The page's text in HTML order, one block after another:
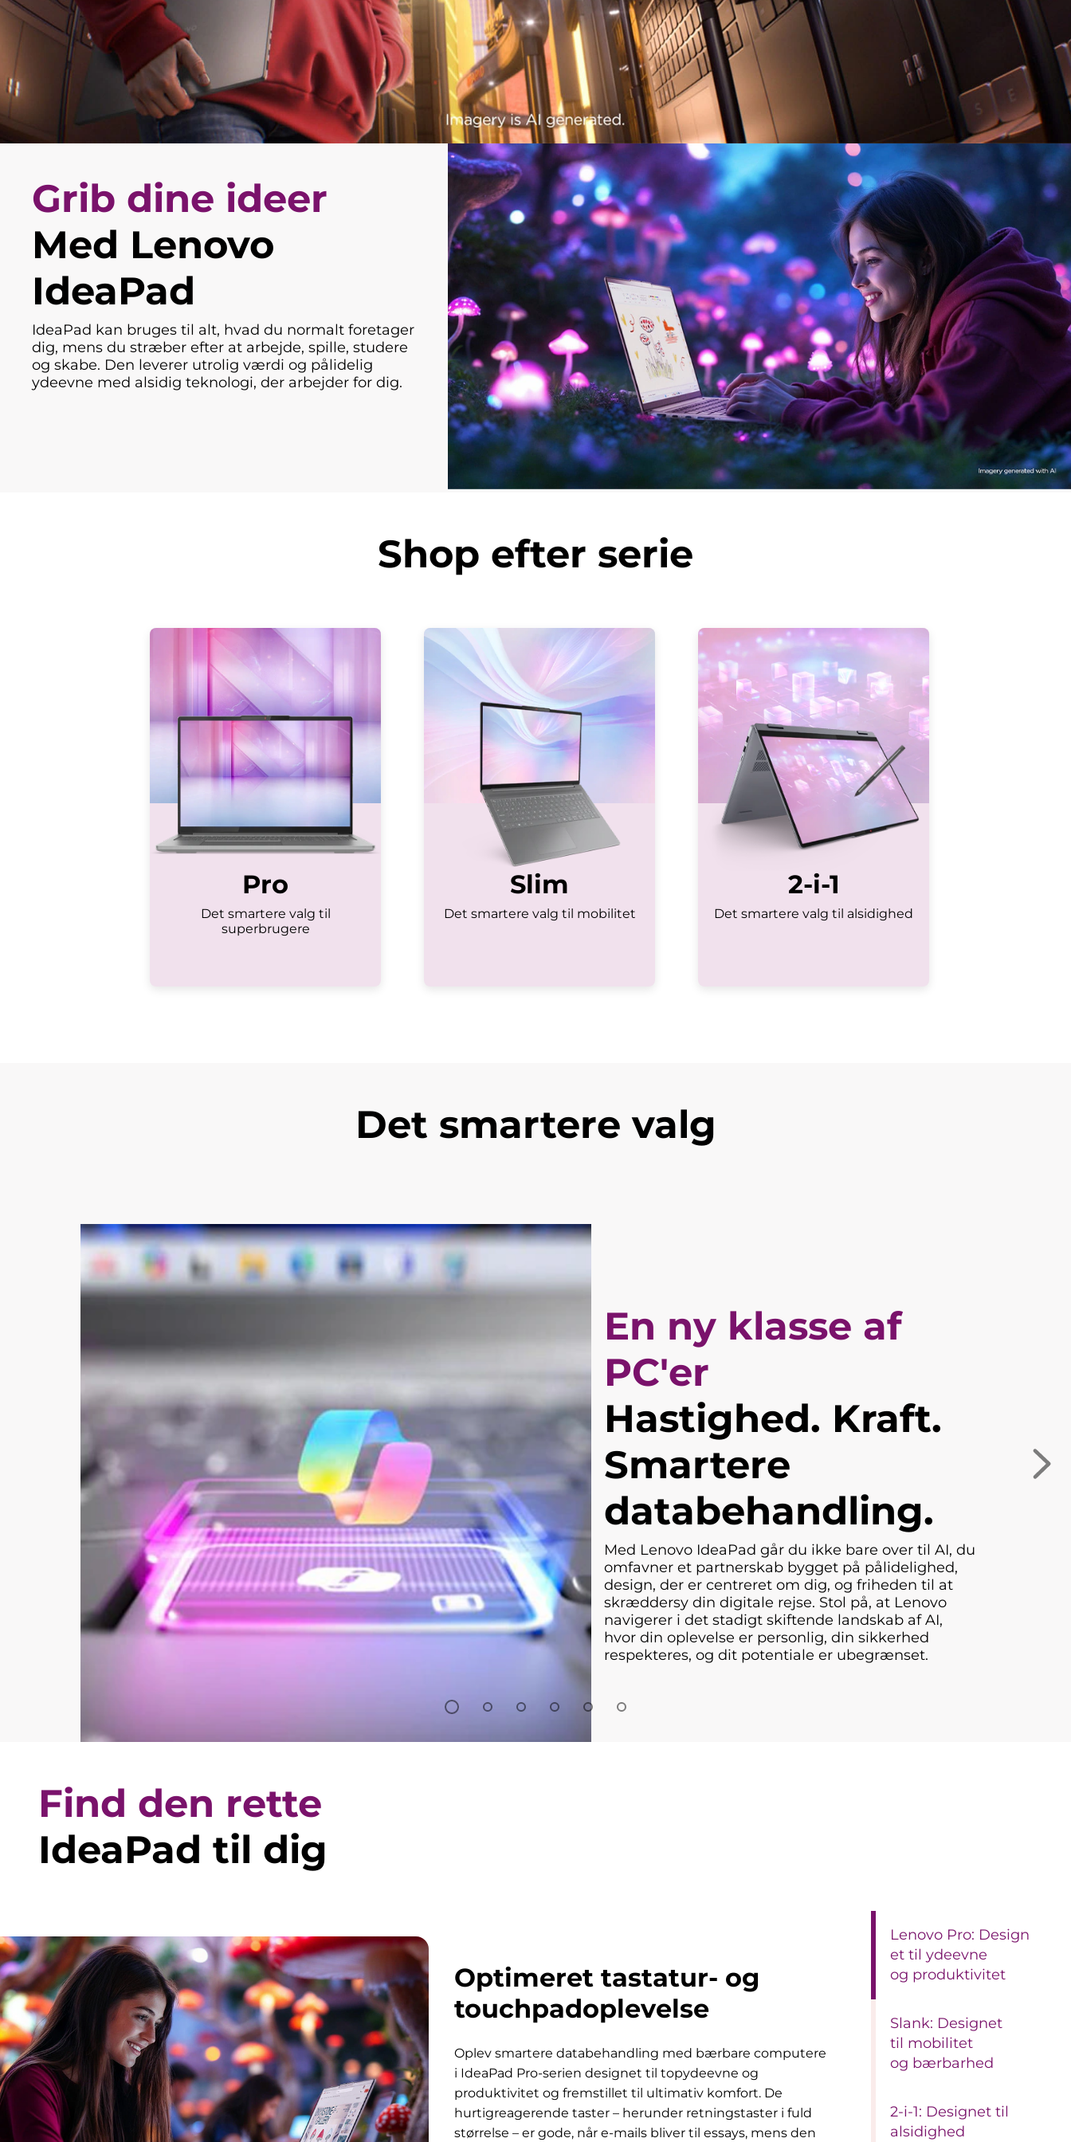
Grib dine ideer
Med Lenovo
IdeaPad
IdeaPad kan bruges til alt, hvad du normalt foretager
dig, mens du stræber efter at arbejde, spille, studere
og skabe. Den leverer utrolig værdi og pålidelig
ydeevne med alsidig teknologi, der arbejder for dig.
Shop efter serie
Pro
Det smartere valg til
superbrugere
Slim
Det smartere valg til mobilitet
2-i-1
Det smartere valg til alsidighed
Det smartere valg
En ny klasse af
PC'er
Hastighed. Kraft.
Smartere
databehandling.
Med Lenovo IdeaPad går du ikke bare over til AI, du
omfavner et partnerskab bygget på pålidelighed,
design, der er centreret om dig, og friheden til at
skræddersy din digitale rejse. Stol på, at Lenovo
navigerer i det stadigt skiftende landskab af AI,
hvor din oplevelse er personlig, din sikkerhed
respekteres, og dit potentiale er ubegrænset.
Find den rette
IdeaPad til dig
Optimeret tastatur- og
touchpadoplevelse
Oplev smartere databehandling med bærbare computere
i IdeaPad Pro-serien designet til topydeevne og
produktivitet og fremstillet til ultimativ komfort. De
hurtigreagerende taster – herunder retningstaster i fuld
størrelse – er gode, når e-mails bliver til essays, mens den
Lenovo Pro: Design
et til ydeevne
og produktivitet
Slank: Designet
til mobilitet
og bærbarhed
2-i-1: Designet til
alsidighed